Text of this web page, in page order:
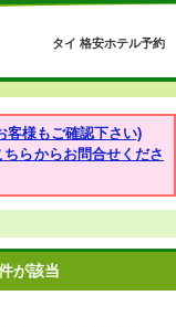
タイ 格安ホテル予約
客様もご確認下さい)
らからお問合せくださ
が該当